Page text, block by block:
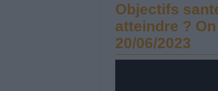
Objectifs
atteindre ?
20/06/2023